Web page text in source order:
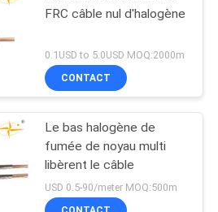
FRC câble nul d'halogène
0.1USD to 5.0USD MOQ:2000m
CONTACT
Le bas halogène de
fumée de noyau multi
libèrent le câble
USD 0.5-90/meter MOQ:500m